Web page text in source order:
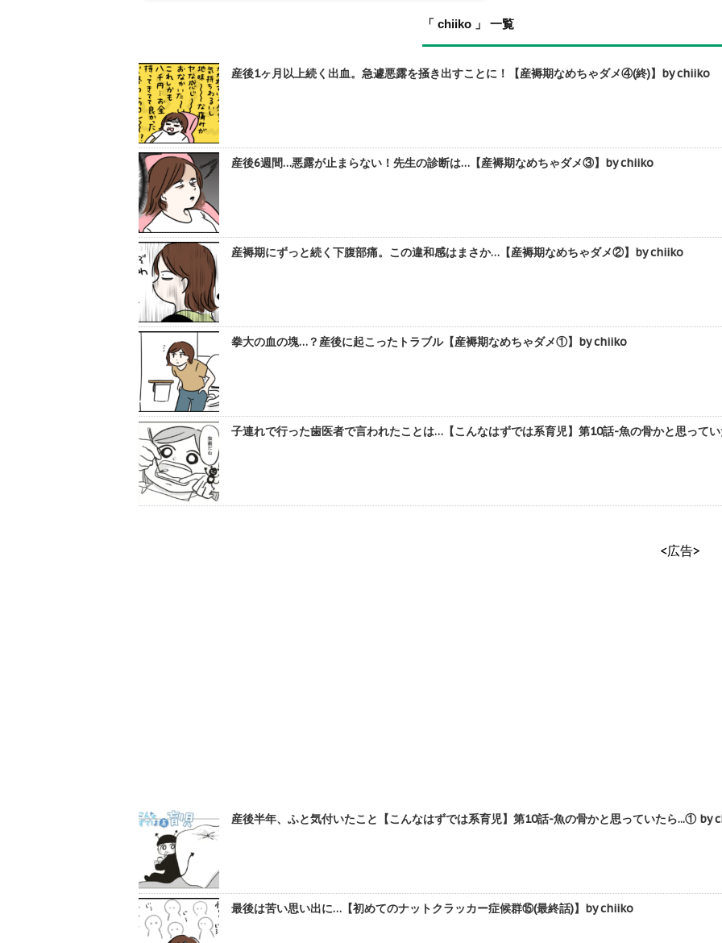
「 chiiko 」 一覧
産後1ヶ月以上続く出血。急遽悪露を掻き出すことに！【産褥期なめちゃダメ④(終)】by chiiko
産後6週間…悪露が止まらない！先生の診断は…【産褥期なめちゃダメ③】by chiiko
産褥期にずっと続く下腹部痛。この違和感はまさか…【産褥期なめちゃダメ②】by chiiko
拳大の血の塊…？産後に起こったトラブル【産褥期なめちゃダメ①】by chiiko
子連れで行った歯医者で言われたことは…【こんなはずでは系育児】第10話-魚の骨かと思って
<広告>
産後半年、ふと気付いたこと【こんなはずでは系育児】第10話-魚の骨かと思っていたら...① by
最後は苦い思い出に…【初めてのナットクラッカー症候群⑮(最終話)】by chiiko